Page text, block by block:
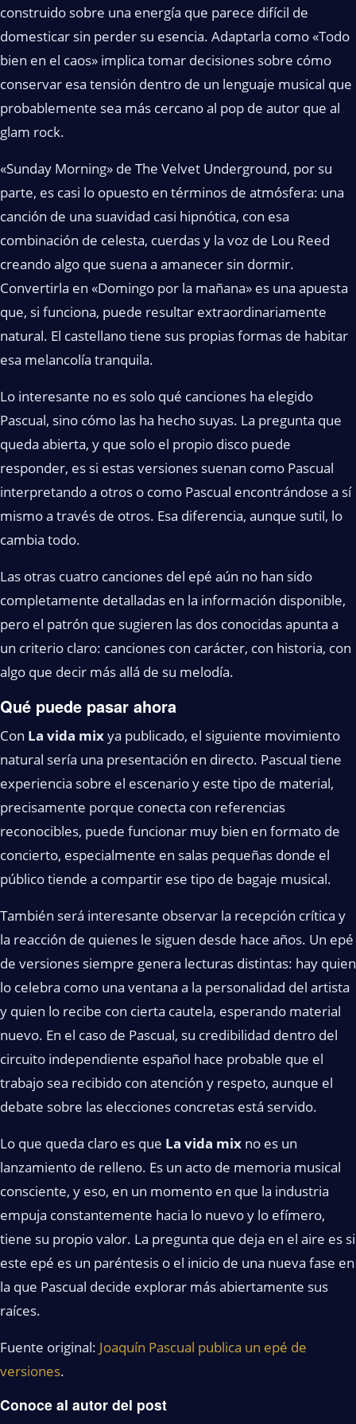
construido sobre una energía que parece difícil de
domesticar sin perder su esencia. Adaptarla como «Todo
bien en el caos» implica tomar decisiones sobre cómo
conservar esa tensión dentro de un lenguaje musical que
probablemente sea más cercano al pop de autor que al
glam rock.
«Sunday Morning» de The Velvet Underground, por su
parte, es casi lo opuesto en términos de atmósfera: una
canción de una suavidad casi hipnótica, con esa
combinación de celesta, cuerdas y la voz de Lou Reed
creando algo que suena a amanecer sin dormir.
Convertirla en «Domingo por la mañana» es una apuesta
que, si funciona, puede resultar extraordinariamente
natural. El castellano tiene sus propias formas de habitar
esa melancolía tranquila.
Lo interesante no es solo qué canciones ha elegido
Pascual, sino cómo las ha hecho suyas. La pregunta que
queda abierta, y que solo el propio disco puede
responder, es si estas versiones suenan como Pascual
interpretando a otros o como Pascual encontrándose a sí
mismo a través de otros. Esa diferencia, aunque sutil, lo
cambia todo.
Las otras cuatro canciones del epé aún no han sido
completamente detalladas en la información disponible,
pero el patrón que sugieren las dos conocidas apunta a
un criterio claro: canciones con carácter, con historia, con
algo que decir más allá de su melodía.
Qué puede pasar ahora
Con La vida mixya publicado, el siguiente movimiento
natural sería una presentación en directo. Pascual tiene
experiencia sobre el escenario y este tipo de material,
precisamente porque conecta con referencias
reconocibles, puede funcionar muy bien en formato de
concierto, especialmente en salas pequeñas donde el
público tiende a compartir ese tipo de bagaje musical.
También será interesante observar la recepción crítica y
la reacción de quienes le siguen desde hace años. Un epé
de versiones siempre genera lecturas distintas: hay quien
lo celebra como una ventana a la personalidad del artista
y quien lo recibe con cierta cautela, esperando material
nuevo. En el caso de Pascual, su credibilidad dentro del
circuito independiente español hace probable que el
trabajo sea recibido con atención y respeto, aunque el
debate sobre las elecciones concretas está servido.
Lo que queda claro es que La vida mix no es un
lanzamiento de relleno. Es un acto de memoria musical
consciente, y eso, en un momento en que la industria
empuja constantemente hacia lo nuevo y lo efímero,
tiene su propio valor. La pregunta que deja en el aire es si
este epé es un paréntesis o el inicio de una nueva fase en
la que Pascual decide explorar más abiertamente sus
raíces.
Fuente original: Joaquín Pascual publica un epé de
versiones.
Conoce al autor del post